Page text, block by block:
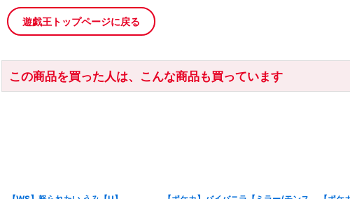
遊戯王トップページに戻る
この商品を買った人は、こんな商品も買っています